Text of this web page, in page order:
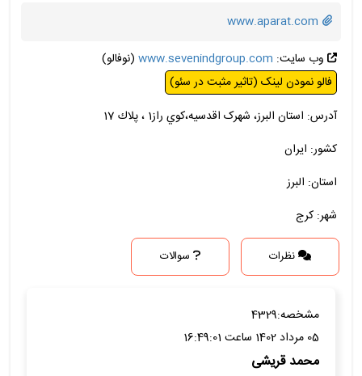
وب سایت: www.sevenindgroup.com (نوفالو)
فالو نمودن لینک (تاثیر مثبت در سئو)
آدرس: استان البرز، شهرک اقدسیه،كوي راز1 ، پلاك 17
کشور: ایران
استان: البرز
شهر: کرج
نظرات سوالات
مشخصه:4329
05 مرداد 1402 ساعت 16:49:01
محمد قریشی